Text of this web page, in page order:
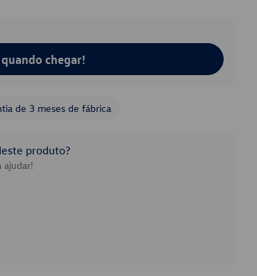
chegar!
de 3 meses de fábrica
produto?
ajudar!